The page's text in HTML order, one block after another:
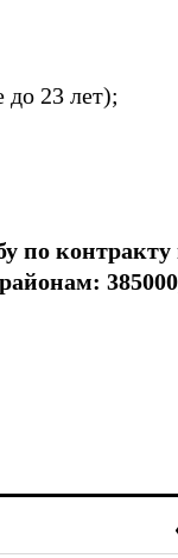
до 23 лет);
по